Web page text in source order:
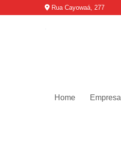
Rua Cayowaá, 277
Home Empresa